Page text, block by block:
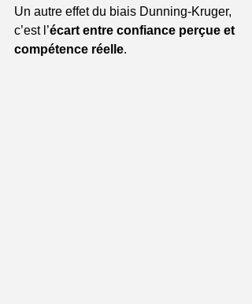
Un autre effet du biais Dunning-Kruger,
c’est l’écart entre confiance perçue et
compétence réelle.